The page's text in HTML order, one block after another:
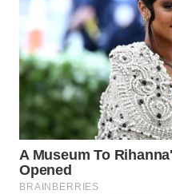
ID
WAHANANEWS
CO ID
WAHANANEWS
WAHANA
SPORT